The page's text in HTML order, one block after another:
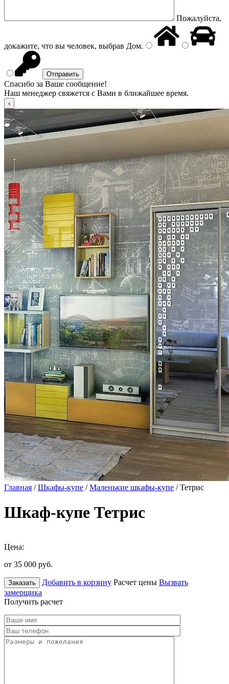
Пожалуйста,
докажите, что вы человек, выбрав Дом.
Спасибо за Ваше сообщение!
Наш менеджер свяжется с Вами в ближайшее время.
Главная /Шкафы-купе /Маленькие шкафы-купе / Тетрис
Шкаф-купе Тетрис
Цена:
от 35 000 руб.
Заказать Добавить в корзину Расчет цены Вызвать
замерщика
Получить расчет